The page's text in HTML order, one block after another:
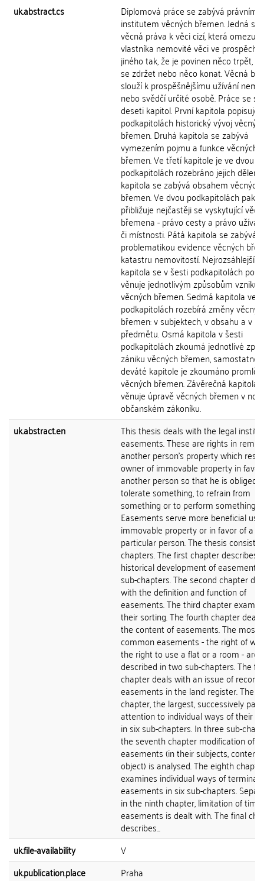
uk.abstract.cs Diplomová práce se zabývá právním
institutem věcných břemen. Jedná se
věcná práva k věci cizí, která omezují
vlastníka nemovité věci ve prospěch
jiného tak, že je povinen něco trpět,
se zdržet nebo něco konat. Věcná
slouží k prospěšnějšímu užívání
nebo svědčí určité osobě. Práce se
deseti kapitol. První kapitola popisuje
podkapitolách historický vývoj
břemen. Druhá kapitola se zabývá
vymezením pojmu a funkce věcných
břemen. Ve třetí kapitole je ve dvou
podkapitolách rozebráno jejich
kapitola se zabývá obsahem věcných
břemen. Ve dvou podkapitolách pak
přibližuje nejčastěji se vyskytující
břemena - právo cesty a právo
či místnosti. Pátá kapitola se zabývá
problematikou evidence věcných
katastru nemovitostí. Nejrozsáhlejší
kapitola se v šesti podkapitolách
věnuje jednotlivým způsobům vzniku
věcných břemen. Sedmá kapitola ve
podkapitolách rozebírá změny
břemen: v subjektech, v obsahu a v
předmětu. Osmá kapitola v šesti
podkapitolách zkoumá jednotlivé
zániku věcných břemen, samostatně,
deváté kapitole je zkoumáno
věcných břemen. Závěrečná kapitola
věnuje úpravě věcných břemen v
občanském zákoníku.
uk.abstract.en
This thesis deals with the legal
easements. These are rights in rem to
another person's property which
owner of immovable property in
another person so that he is obliged
tolerate something, to refrain from
something or to perform something.
Easements serve more beneficial
immovable property or in favor of a
particular person. The thesis consists
chapters. The first chapter describes
historical development of easements
sub-chapters. The second chapter
with the definition and function of
easements. The third chapter
their sorting. The fourth chapter
the content of easements. The most
common easements - the right of
the right to use a flat or a room - are
described in two sub-chapters. The
chapter deals with an issue of
easements in the land register. The
chapter, the largest, successively pays
attention to individual ways of their
in six sub-chapters. In three sub-
the seventh chapter modification of
easements (in their subjects, content
object) is analysed. The eighth
examines individual ways of
easements in six sub-chapters.
in the ninth chapter, limitation of
easements is dealt with. The final
describes...
uk.file-availability
V
uk.publication.place
Praha